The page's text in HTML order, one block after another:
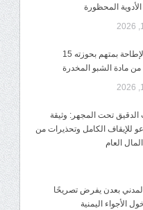
المحظورة
المهرة.. الإطاحة بمتهم بحوزته 15
من مادة الشبو المخدرة
الدقيق تحت المجهر: وثيقة
للإيقاف الكامل وتحذيرات من
العام
بعدن يفرض تصريحًا
الأجواء اليمنية